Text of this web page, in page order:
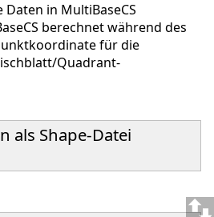
Daten in MultiBaseCS
berechnet während des
für die
Quadrant-
als Shape-Datei